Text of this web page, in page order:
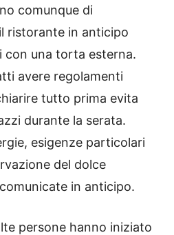
comunque di
ristorante in anticipo
con una torta esterna.
avere regolamenti
tutto prima evita
durante la serata.
esigenze particolari
del dolce
in anticipo.
persone hanno iniziato